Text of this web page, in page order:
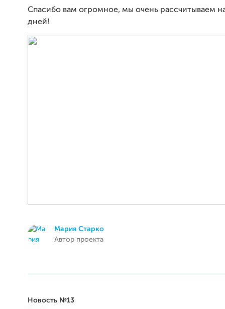
Спасибо вам огромное, мы очень рассчитываем на
дней!
Мария Старко
Автор проекта
Новость №13